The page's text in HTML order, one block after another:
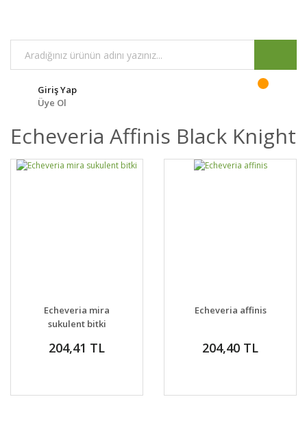
Giriş Yap
Üye Ol
Echeveria Affinis Black Knight
DETAYLAR
VER
Echeveria mira
sukulent bitki
204,41 TL
DETAYLAR
VER
Echeveria affinis
204,40 TL